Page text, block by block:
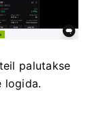
palutakse
logida.